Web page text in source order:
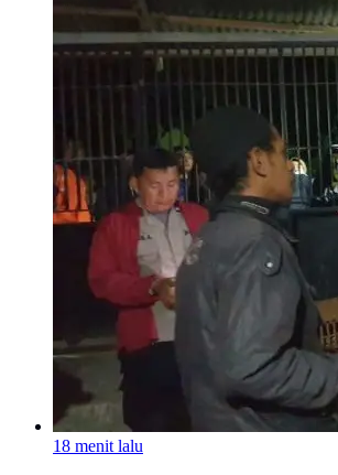
18 menit lalu